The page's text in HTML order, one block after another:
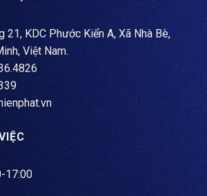
21, KDC Phước Kiển A, Xã Nhà Bè,
Việt Nam.
17:00